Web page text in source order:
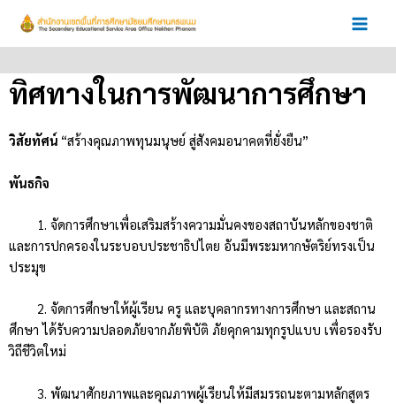
content
ทิศทางในการพัฒนาการศึกษา
วิสัยทัศน์ “สร้างคุณภาพทุนมนุษย์ สู่สังคมอนาคตที่ยั่งยืน”
พันธกิจ
1. จัดการศึกษาเพื่อเสริมสร้างความมั่นคงของสถาบันหลักของชาติ
และการปกครองในระบอบประชาธิปไตย อันมีพระมหากษัตริย์ทรงเป็น
ประมุข
2. จัดการศึกษาให้ผู้เรียน ครู และบุคลากรทางการศึกษา และสถาน
ศึกษา ได้รับความปลอดภัยจากภัยพิบัติ ภัยคุกคามทุกรูปแบบ เพื่อรองรับ
วิถีชีวิตใหม่
3. พัฒนาศักยภาพและคุณภาพผู้เรียนให้มีสมรรถนะตามหลักสูตร